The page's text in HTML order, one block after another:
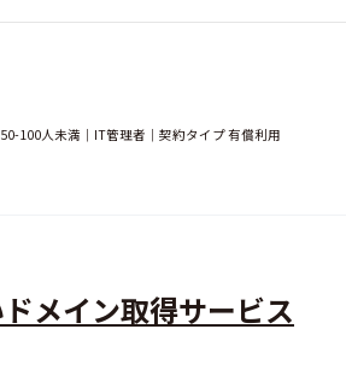
100人未満｜IT管理者｜契約タイプ 有償利用
メイン取得サービス